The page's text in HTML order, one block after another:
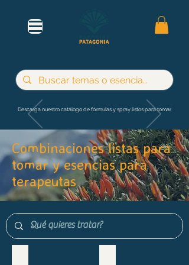
Descarga nuestro catálogo de fórmulas y spray listos para tomar
Combinaciones listas para
tomar y esencias para
terapeutas